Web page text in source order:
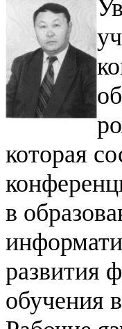
которая
в
развития
обучения